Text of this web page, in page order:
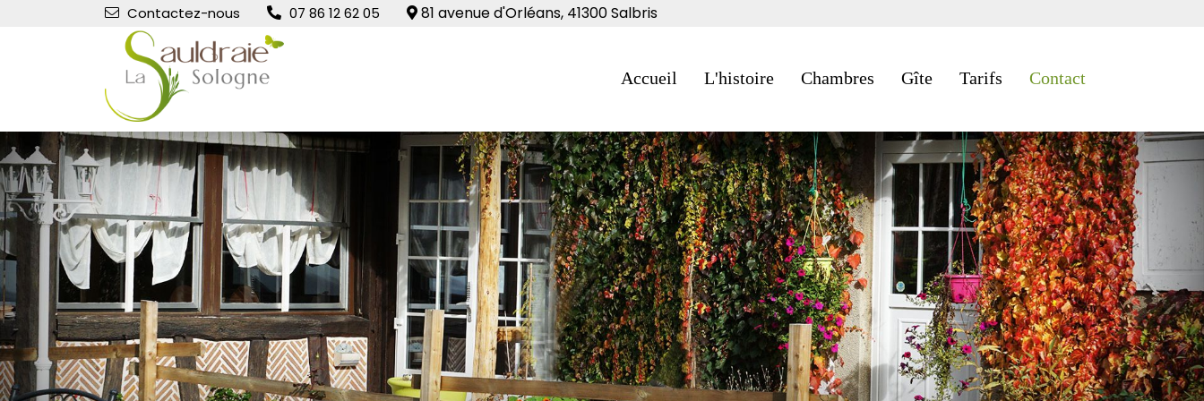
Contactez-nous 07 86 12 62 05 81 avenue d'Orléans, 41300 Salbris
Accueil L'histoire Chambres Gîte Tarifs Contact